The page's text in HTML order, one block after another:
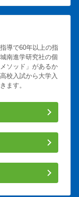
導で60年以上の指
南進学研究社の個
ソッド」があるか
校入試から大学入
ます。